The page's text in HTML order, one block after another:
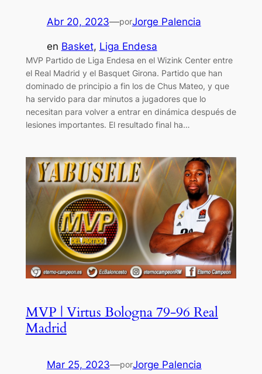
Abr 20, 2023—porJorge Palencia
en Basket, Liga Endesa
MVP Partido de Liga Endesa en el Wizink Center entre
el Real Madrid y el Basquet Girona. Partido que han
dominado de principio a fin los de Chus Mateo, y que
ha servido para dar minutos a jugadores que lo
necesitan para volver a entrar en dinámica después de
lesiones importantes. El resultado final ha…
MVP | Virtus Bologna 79-96 Real
Madrid
Mar 25, 2023—porJorge Palencia